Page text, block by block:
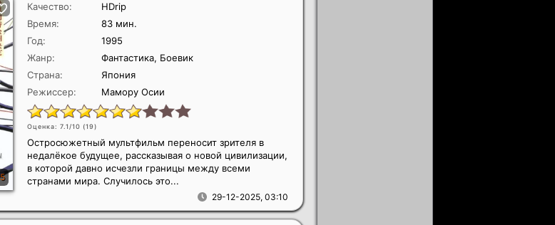
Качество:
HDrip
Время:
83 мин.
Год:
1995
Жанр:
Фантастика, Боевик
Страна:
Япония
Режиссер:
Мамору Осии
Оценка: 7.1/10 (19)
29-12-2025, 03:10
Остросюжетный мультфильм переносит зрителя в
недалёкое будущее, рассказывая о новой цивилизации,
в которой давно исчезли границы между всеми
странами мира. Случилось это...